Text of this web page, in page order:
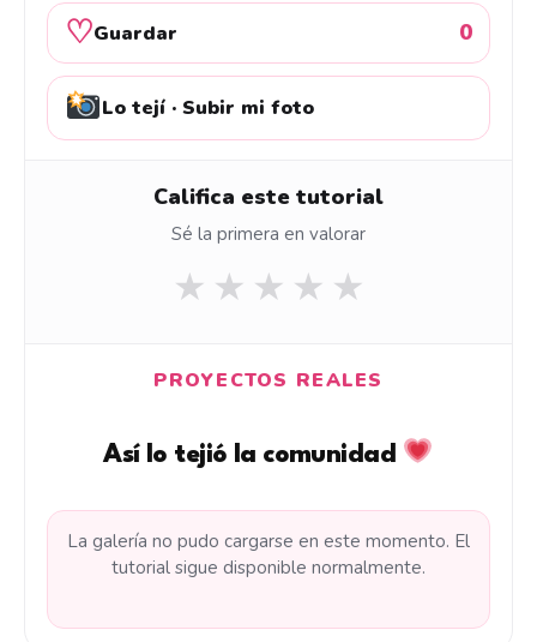
♡Guardar 0
Lo tejí · Subir mi foto
Califica este tutorial
Sé la primera en valorar
★ ★ ★ ★ ★
PROYECTOS REALES
Así lo tejió la comunidad
La galería no pudo cargarse en este momento. El
tutorial sigue disponible normalmente.